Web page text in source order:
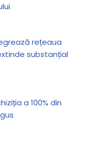
rețeaua
substanțial
a 100% din